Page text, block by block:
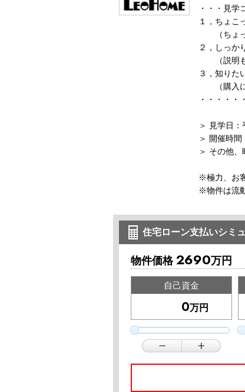
・・・見学
１，ちょ
（ちょっ
２，しっ
（説明も
３，知り
（購入に
・・・・・
＞ 見学日
＞ 開催時
＞ その他、
※極力、お
※物件は流
住宅ローン支払いシミ
物件価格2690万円
自己資金
万円